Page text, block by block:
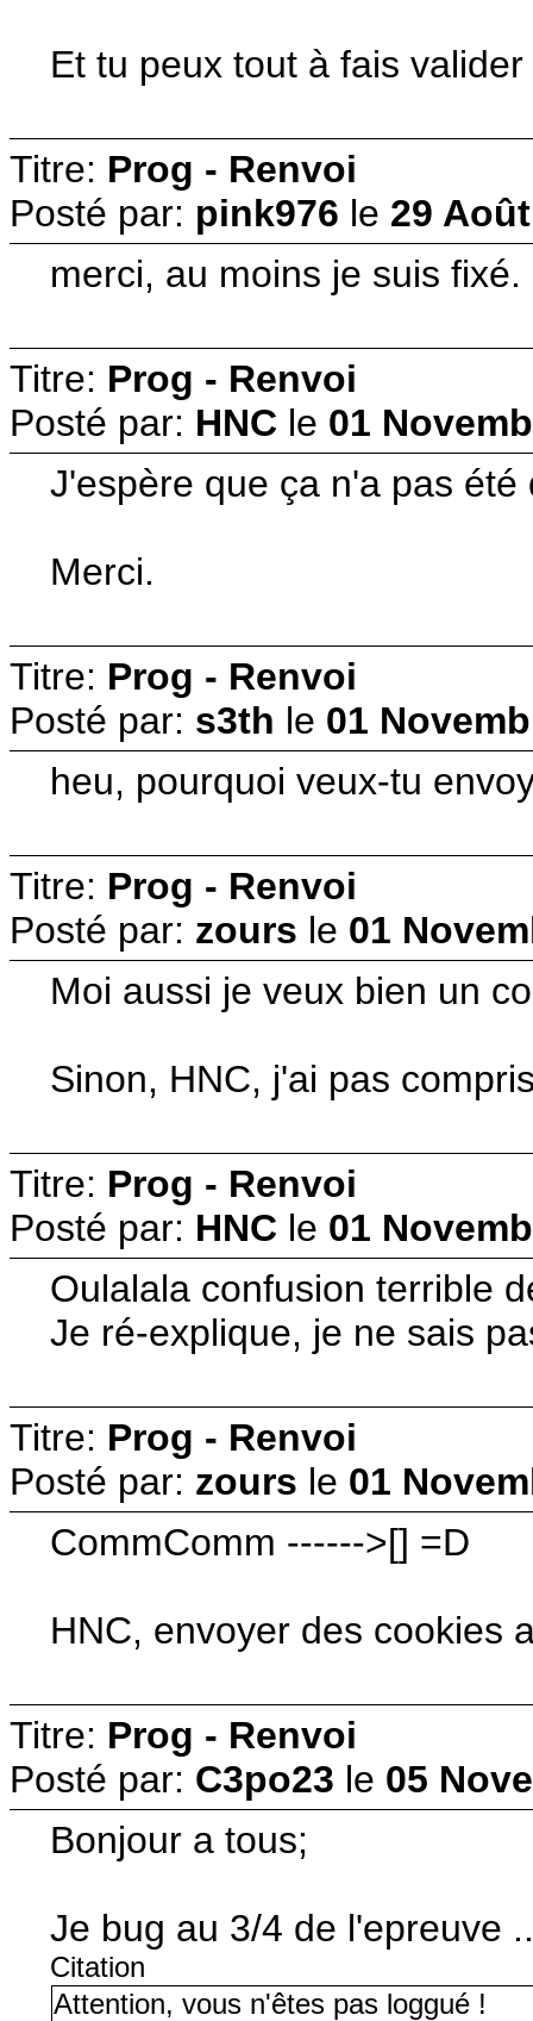
Et tu peux tout à fais
Titre: Prog - Renvoi
Posté par: pink976 le 29
merci, au moins je suis fixé.
Titre: Prog - Renvoi
Posté par: HNC le 01
J'espère que ça n'a pas
Merci.
Titre: Prog - Renvoi
Posté par: s3th le 01
heu, pourquoi veux-tu
Titre: Prog - Renvoi
Posté par: zours le 01
Moi aussi je veux bien un
Sinon, HNC, j'ai pas
Titre: Prog - Renvoi
Posté par: HNC le 01
Oulalala confusion terrible
Je ré-explique, je ne sais
Titre: Prog - Renvoi
Posté par: zours le 01
CommComm ------>[] =D
HNC, envoyer des cookies
Titre: Prog - Renvoi
Posté par: C3po23 le 05
Bonjour a tous;
Je bug au 3/4 de l'epreuve
Citation
Attention, vous n'êtes pas loggué !